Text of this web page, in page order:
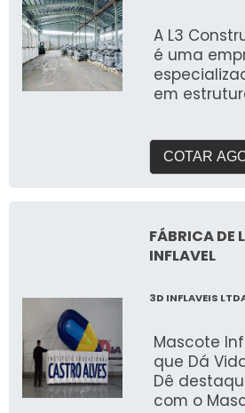
A L3
é uma
em
COTAR
FÁBRICA DE
INFLAVEL
3D INFLAVEIS
Mascote
que Dá
Dê
com o